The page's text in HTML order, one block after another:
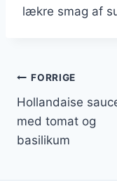
lækre smag af
FORRIGE
Hollandaise
med tomat og
basilikum